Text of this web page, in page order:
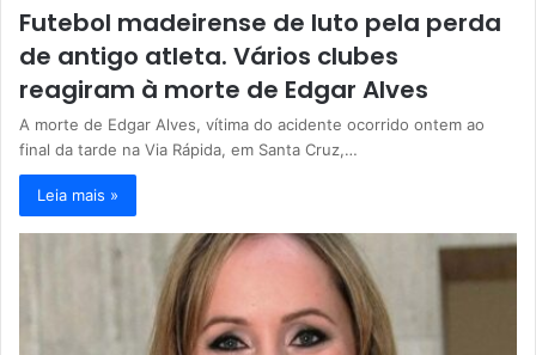
Futebol madeirense de luto pela perda
de antigo atleta. Vários clubes
reagiram à morte de Edgar Alves
A morte de Edgar Alves, vítima do acidente ocorrido ontem ao
final da tarde na Via Rápida, em Santa Cruz,…
Leia mais »